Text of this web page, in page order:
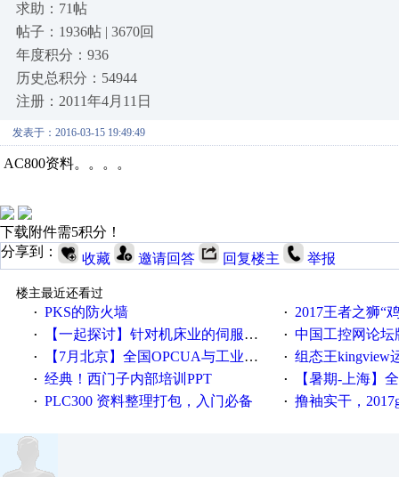
求助：71帖
帖子：1936帖 | 3670回
年度积分：936
历史总积分：54944
注册：2011年4月11日
发表于：2016-03-15 19:49:49
AC800资料。。。。
下载附件需5积分！
分享到：
收藏 邀请回答 回复楼主 举报
楼主最近还看过
· PKS的防火墙 · 2017王者之狮“鸡”情签到
· 【一起探讨】针对机床业的伺服系统发展，您的期望是什么？ · 中国工控网论坛版
· 【7月北京】全国OPCUA与工业互联技术培训班通知！ · 组态王kingview
· 经典！西门子内部培训PPT · 【暑期-上海】全国工业
· PLC300 资料整理打包，入门必备 · 撸袖实干，2017gongkong®第